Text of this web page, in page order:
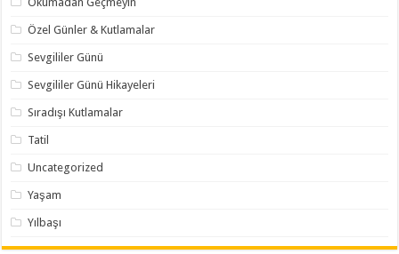
Özel Günler & Kutlamalar
Sevgililer Günü
Sevgililer Günü Hikayeleri
Sıradışı Kutlamalar
Tatil
Uncategorized
Yaşam
Yılbaşı